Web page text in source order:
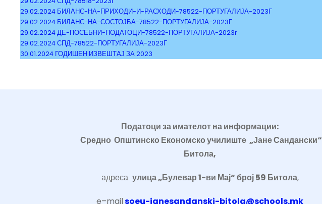
29.02.2024 БИЛАНС-НА-ПРИХОДИ-И-РАСХОДИ-78522-ПОРТУГАЛИЈА-2023Г
29.02.2024 БИЛАНС-НА-СОСТОЈБА-78522-ПОРТУГАЛИЈА-2023Г
29.02.2024 ДЕ-ПОСЕБНИ-ПОДАТОЦИ-78522-ПОРТУГАЛИЈА-2023г
29.02.2024 СПД-78522-ПОРТУГАЛИЈА-2023Г
30.01.2024 ГОДИШЕН ИЗВЕШТАЈ ЗА 2023
Податоци за имателот на информации:
Средно Општинско Економско училиште „Јане Сандански“
Битола,
адреса улица „Булевар 1-ви Мај“ број 59 Битола,
e–mailsoeu-janesandanski-bitola@schools.mk